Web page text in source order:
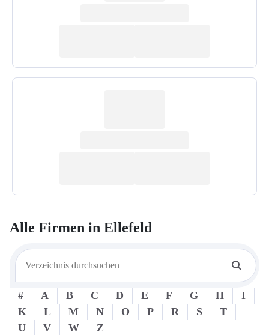
Alle Firmen in Ellefeld
# A B C D E F G H
I
K
L M N O P R S
T
U
V W Z